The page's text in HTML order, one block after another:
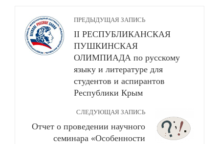
ПРЕДЫДУЩАЯ ЗАПИСЬ
II РЕСПУБЛИКАНСКАЯ
ПУШКИНСКАЯ
ОЛИМПИАДА по русскому
языку и литературе для
студентов и аспирантов
Республики Крым
СЛЕДУЮЩАЯ ЗАПИСЬ
Отчет о проведении научного
семинара «Особенности